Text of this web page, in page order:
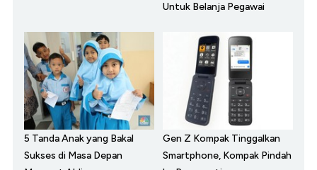
Untuk Belanja Pegawai
5 Tanda Anak yang Bakal
Sukses di Masa Depan
Gen Z Kompak Tinggalkan
Smartphone, Kompak Pindah